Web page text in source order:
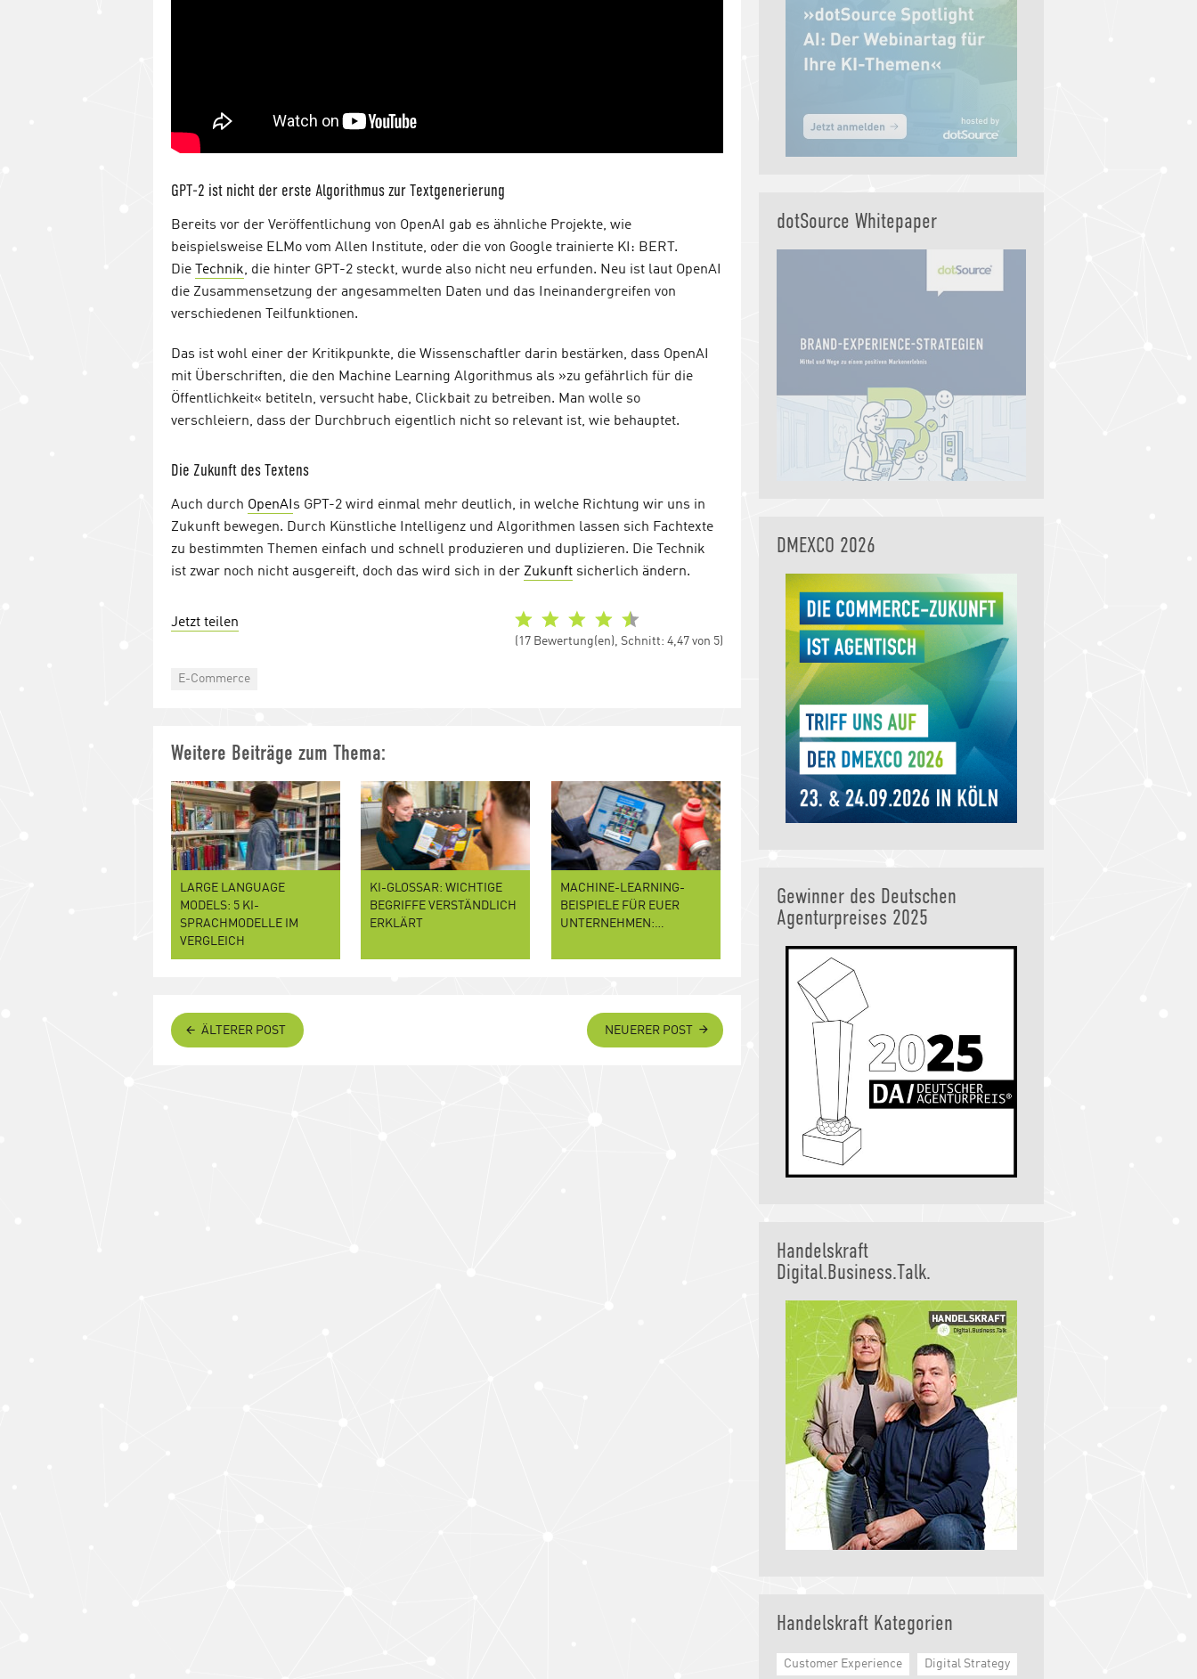
GPT-2 ist nicht der erste Algorithmus zur Textgenerierung
Bereits vor der Veröffentlichung von OpenAI gab es ähnliche Projekte, wie
beispielsweise ELMo vom Allen Institute, oder die von Google trainierte KI: BERT.
Die Technik, die hinter GPT-2 steckt, wurde also nicht neu erfunden. Neu ist laut OpenAI
die Zusammensetzung der angesammelten Daten und das Ineinandergreifen von
verschiedenen Teilfunktionen.
Das ist wohl einer der Kritikpunkte, die Wissenschaftler darin bestärken, dass OpenAI
mit Überschriften, die den Machine Learning Algorithmus als »zu gefährlich für die
Öffentlichkeit« betiteln, versucht habe, Clickbait zu betreiben. Man wolle so
verschleiern, dass der Durchbruch eigentlich nicht so relevant ist, wie behauptet.
Die Zukunft des Textens
Auch durch OpenAIs GPT-2 wird einmal mehr deutlich, in welche Richtung wir uns in
Zukunft bewegen. Durch Künstliche Intelligenz und Algorithmen lassen sich Fachtexte
zu bestimmten Themen einfach und schnell produzieren und duplizieren. Die Technik
ist zwar noch nicht ausgereift, doch das wird sich in der Zukunft sicherlich ändern.
Jetzt teilen
(17 Bewertung(en), Schnitt: 4,47 von 5)
Categories
E-Commerce
Weitere Beiträge zum Thema:
LARGE LANGUAGE
MODELS: 5 KI-
SPRACHMODELLE IM
VERGLEICH
KI-GLOSSAR: WICHTIGE
BEGRIFFE VERSTÄNDLICH
ERKLÄRT
MACHINE-LEARNING-
BEISPIELE FÜR EUER
UNTERNEHMEN:…
ÄLTERER POST NEUERER POST
dotSource Whitepaper
DMEXCO 2026
Gewinner des Deutschen
Agenturpreises 2025
Handelskraft
Digital.Business.Talk.
Handelskraft Kategorien
Customer Experience Digital Strategy